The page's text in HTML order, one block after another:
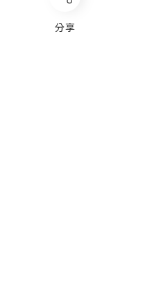
分享